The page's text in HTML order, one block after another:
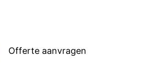
Offerte aanvragen